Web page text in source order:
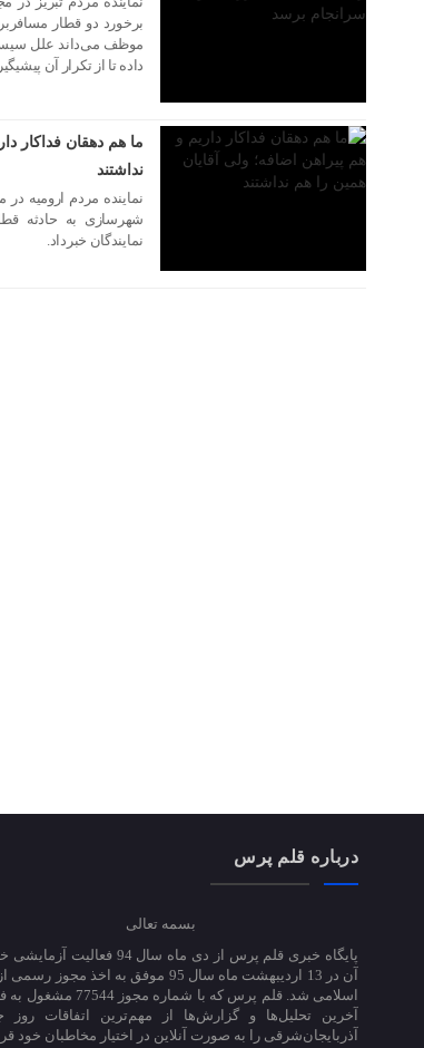
برخورد دو قطار
موظف می‌داند علل
داده تا از تکرار آن
ما هم دهقان فداکار
نداشتند
نماینده مردم ارومیه
شهرسازی به حادثه
نمایندگان خبرداد.
درباره قلم پرس
بسمه تعالی
پایگاه خبری قلم پرس از دی ماه
آن در 13 اردیبهشت ماه سال 95 موفق به
اسلامی شد. قلم پرس که
آخرین تحلیل‌ها و گزارش‌ها از مهم‌ترین اتفاقات روز
آذربایجان‌شرقی را به صورت آنلاین در اختیار مخاطبان خود